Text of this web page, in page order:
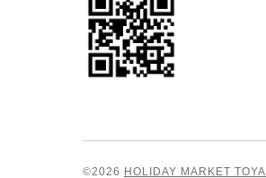
©2026 HOLIDAY MARKET TOYA